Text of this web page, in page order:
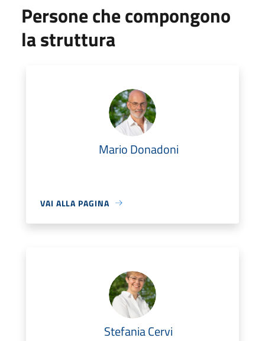
Persone che compongono
la struttura
Mario Donadoni
VAI ALLA PAGINA
Stefania Cervi